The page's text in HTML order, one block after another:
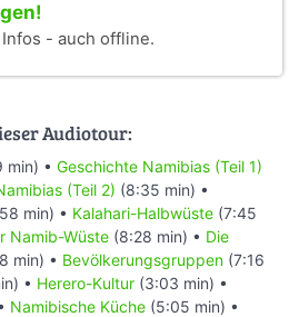
- auch offline.
Audiotour:
min) • Geschichte Namibias (Teil 1)
(Teil 2) (8:35 min) •
min) • Kalahari-Halbwüste (7:45
Namib-Wüste (8:28 min) • Die
min) • Bevölkerungsgruppen (7:16
• Herero-Kultur (3:03 min) •
Namibische Küche (5:05 min) •